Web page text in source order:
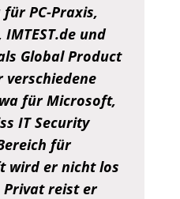
PC-Praxis,
und
Global Product
für Microsoft,
IT Security
für
wird er nicht los
Privat reist er